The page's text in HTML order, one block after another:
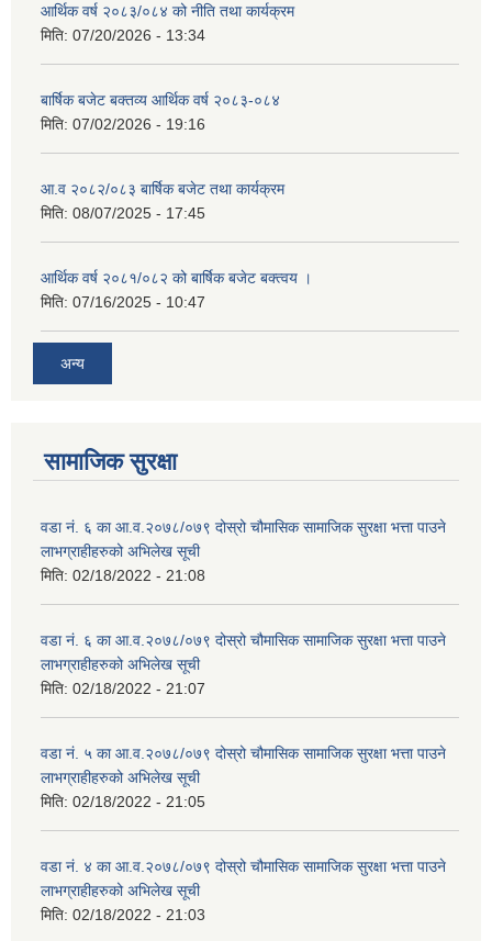
आर्थिक वर्ष २०८३/०८४ को नीति तथा कार्यक्रम
मिति: 07/20/2026 - 13:34
बार्षिक बजेट बक्तव्य आर्थिक वर्ष २०८३-०८४
मिति: 07/02/2026 - 19:16
आ.व २०८२/०८३ बार्षिक बजेट तथा कार्यक्रम
मिति: 08/07/2025 - 17:45
आर्थिक वर्ष २०८१/०८२ को बार्षिक बजेट बक्त्वय ।
मिति: 07/16/2025 - 10:47
अन्य
सामाजिक सुरक्षा
वडा नं. ६ का आ.व.२०७८/०७९ दोस्रो चौमासिक सामाजिक सुरक्षा भत्ता पाउने
लाभग्राहीहरुको अभिलेख सूची
मिति: 02/18/2022 - 21:08
वडा नं. ६ का आ.व.२०७८/०७९ दोस्रो चौमासिक सामाजिक सुरक्षा भत्ता पाउने
लाभग्राहीहरुको अभिलेख सूची
मिति: 02/18/2022 - 21:07
वडा नं. ५ का आ.व.२०७८/०७९ दोस्रो चौमासिक सामाजिक सुरक्षा भत्ता पाउने
लाभग्राहीहरुको अभिलेख सूची
मिति: 02/18/2022 - 21:05
वडा नं. ४ का आ.व.२०७८/०७९ दोस्रो चौमासिक सामाजिक सुरक्षा भत्ता पाउने
लाभग्राहीहरुको अभिलेख सूची
मिति: 02/18/2022 - 21:03